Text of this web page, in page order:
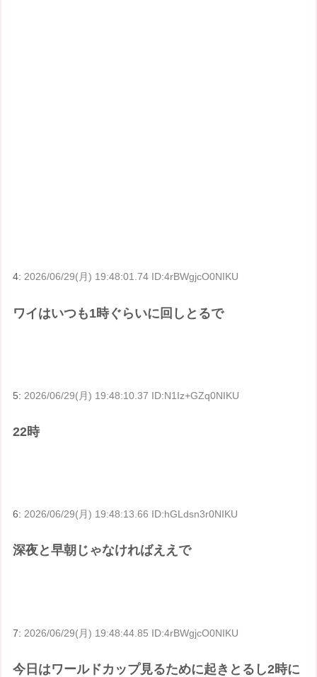
4:2026/06/29(月) 19:48:01.74 ID:4rBWgjcO0NIKU
ワイはいつも1時ぐらいに回しとるで
5: 2026/06/29(月) 19:48:10.37 ID:N1Iz+GZq0NIKU
22時
6:2026/06/29(月) 19:48:13.66 ID:hGLdsn3r0NIKU
深夜と早朝じゃなければええで
7: 2026/06/29(月) 19:48:44.85 ID:4rBWgjcO0NIKU
今日はワールドカップ見るために起きとるし2時に